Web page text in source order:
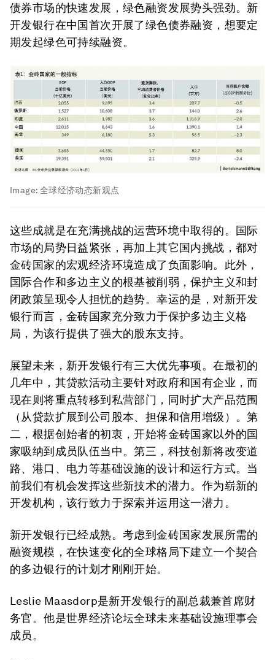
债券市场的快速发展，绿色融资发展势头强劲。新
开发银行在中国首次开展了绿色债券融资，想要定
期发起绿色可持续融资。
Image: 全球经济动态新观点
这些成就是在充满挑战的运营环境中取得的。国际
市场的局势日益紧张，再加上其它国内挑战，都对
金砖国家的宏观经济环境造成了负面影响。此外，
国际合作和多边主义的根基被削弱，保护主义和封
闭政策呈现令人担忧的趋势。幸运的是，对新开发
银行而言，金砖国家充分致力于保护多边主义格
局，为该行提供了强大的股东支持。
展望未来，新开发银行有三大优先事项。在最初的
几年中，其贷款活动主要针对政府和国有企业，而
现在则将重点转移到私营部门，同时扩大产品范围
（从贷款扩展到公司股本、担保和信用增级）。第
二，根据创始者的初衷，开始将金砖国家以外的国
家吸纳到成员队伍当中。第三，科技创新将改变道
路、港口、电力等基础设施的设计和运行方式。当
前我们有机会发挥这些新技术的潜力。作为崭新的
开发机构，该行致力于探索并运用这一潜力。
新开发银行已经成熟。考虑到金砖国家发展所需的
融资规模，在快速变化的全球格局下建立一个契合
的多边银行的计划才刚刚开始。
Leslie Maasdorp是新开发银行的副总裁兼首席财
务官。他是世界经济论坛全球未来基础设施理事会
成员。